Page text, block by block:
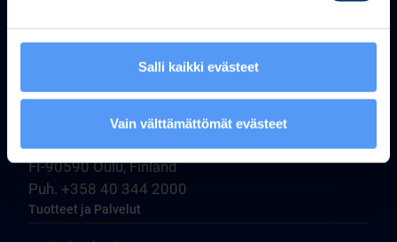
Salli kaikki evästeet
Vain välttämättömät evästeet
Bittium Corporation
Ritaharjuntie 1
FI-90590 Oulu, Finland
Puh. +358 40 344 2000
Tuotteet ja Palvelut